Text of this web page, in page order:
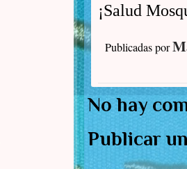
¡Salud
Publicadas por
No hay
Publicar